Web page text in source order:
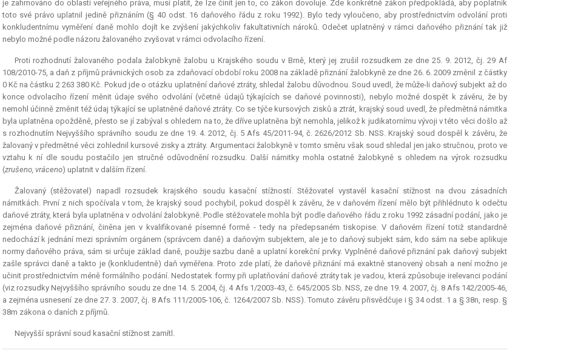
je zahrnováno do oblasti veřejného práva, musí platit, že lze činit jen to, co zákon dovoluje. Zde konkrétně zákon předpokládá, aby poplatník
toto své právo uplatnil jedině přiznáním (§ 40 odst. 16 daňového řádu z roku 1992). Bylo tedy vyloučeno, aby prostřednictvím odvolání proti
konkludentnímu vyměření daně mohlo dojít ke zvýšení jakýchkoliv fakultativních nároků. Odečet uplatněný v rámci daňového přiznání tak již
nebylo možné podle názoru žalovaného zvyšovat v rámci odvolacího řízení.
Proti rozhodnutí žalovaného podala žalobkyně žalobu u Krajského soudu v Brně, který jej zrušil rozsudkem ze dne 25. 9. 2012, čj. 29 Af
108/2010-75, a daň z příjmů právnických osob za zdaňovací období roku 2008 na základě přiznání žalobkyně ze dne 26. 6. 2009 změnil z částky
0 Kč na částku 2 263 380 Kč. Pokud jde o otázku uplatnění daňové ztráty, shledal žalobu důvodnou. Soud uvedl, že může-li daňový subjekt až do
konce odvolacího řízení měnit údaje svého odvolání (včetně údajů týkajících se daňové povinnosti), nebylo možné dospět k závěru, že by
nemohl účinně změnit též údaj týkající se uplatněné daňové ztráty. Co se týče kursových zisků a ztrát, krajský soud uvedl, že předmětná námitka
byla uplatněna opožděně, přesto se jí zabýval s ohledem na to, že dříve uplatněna být nemohla, jelikož k judikatornímu vývoji v této věci došlo až
s rozhodnutím Nejvyššího správního soudu ze dne 19. 4. 2012, čj. 5 Afs 45/2011-94, č. 2626/2012 Sb. NSS. Krajský soud dospěl k závěru, že
žalovaný v předmětné věci zohlednil kursové zisky a ztráty. Argumentaci žalobkyně v tomto směru však soud shledal jen jako stručnou, proto ve
vztahu k ní dle soudu postačilo jen stručné odůvodnění rozsudku. Další námitky mohla ostatně žalobkyně s ohledem na výrok rozsudku
(zrušeno, vráceno) uplatnit v dalším řízení.
Žalovaný (stěžovatel) napadl rozsudek krajského soudu kasační stížností. Stěžovatel vystavěl kasační stížnost na dvou zásadních
námitkách. První z nich spočívala v tom, že krajský soud pochybil, pokud dospěl k závěru, že v daňovém řízení mělo být přihlédnuto k odečtu
daňové ztráty, která byla uplatněna v odvolání žalobkyně. Podle stěžovatele mohla být podle daňového řádu z roku 1992 zásadní podání, jako je
zejména daňové přiznání, činěna jen v kvalifikované písemné formě - tedy na předepsaném tiskopise. V daňovém řízení totiž standardně
nedochází k jednání mezi správním orgánem (správcem daně) a daňovým subjektem, ale je to daňový subjekt sám, kdo sám na sebe aplikuje
normy daňového práva, sám si určuje základ daně, použije sazbu daně a uplatní korekční prvky. Vyplněné daňové přiznání pak daňový subjekt
zašle správci daně a takto je (konkludentně) daň vyměřena. Proto zde platí, že daňové přiznání má exaktně stanovený obsah a není možno je
učinit prostřednictvím méně formálního podání. Nedostatek formy při uplatňování daňové ztráty tak je vadou, která způsobuje irelevanci podání
(viz rozsudky Nejvyššího správního soudu ze dne 14. 5. 2004, čj. 4 Afs 1/2003-43, č. 645/2005 Sb. NSS, ze dne 19. 4. 2007, čj. 8 Afs 142/2005-46,
a zejména usnesení ze dne 27. 3. 2007, čj. 8 Afs 111/2005-106, č. 1264/2007 Sb. NSS). Tomuto závěru přisvědčuje i § 34 odst. 1 a § 38n, resp. §
38m zákona o daních z příjmů.
Nejvyšší správní soud kasační stížnost zamítl.